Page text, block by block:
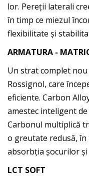
lor. Pereții laterali
în timp ce miezul
flexibilitate și
ARMATURA -
Un strat complet
Rossignol, care
eficiente. Carbon
amestec inteligent
Carbonul multiplică
o greutate redusă,
absorbția șocurilor
LCT SOFT